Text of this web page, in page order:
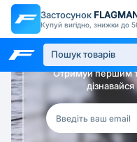
Застосунок
Купуй вигідно, знижки до
Отримуй першим